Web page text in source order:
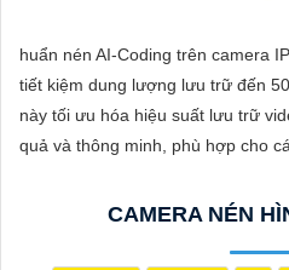
VẤN
DỊCH
VỤ
Tích hợp hồng ngoại (Night
hợp hồng ngoại để quan sát ban
huẩn nén AI-Coding trên camera
tiết kiệm dung lượng lưu trữ đến
này tối ưu hóa hiệu suất lưu trữ
quả và thông minh, phù hợp cho
CAMERA NÉN